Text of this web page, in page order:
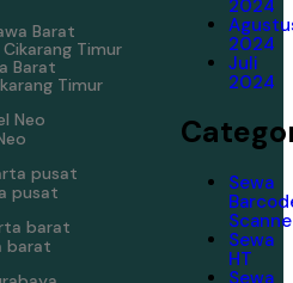
Barat
Timur
pusat
barat
2024
2024
Juli
2024
Sewa
Sewa
HT
Sewa